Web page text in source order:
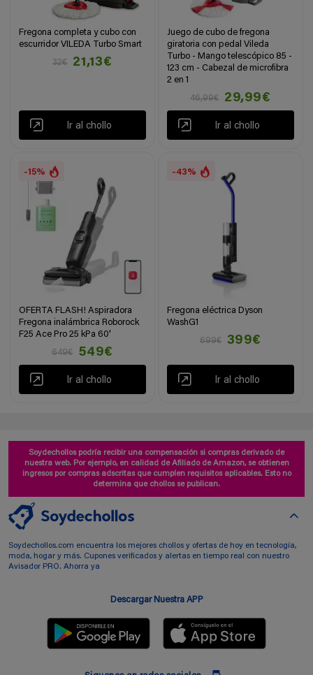
Fregona completa y cubo con
escurridor VILEDA Turbo Smart
32€
21,13€
Ir al chollo
Juego de cubo de fregona
giratoria con pedal Vileda
Turbo - Mango telescópico 85 -
123 cm - Cabezal de microfibra
2 en 1
46,99€
29,99€
Ir al chollo
-15%
OFERTA FLASH! Aspiradora
Fregona inalámbrica Roborock
F25 Ace Pro 25 kPa 60'
649€
549€
Ir al chollo
-43%
Fregona eléctrica Dyson
WashG1
699€
399€
Ir al chollo
Soydechollos podría recibir una compensación si compras derivado de
nuestra web. Por ejemplo, en calidad de Afiliado de Amazon, se obtienen
ingresos por compras adscritas que cumplen requisitos aplicables. Esto no
determina que chollos se publican.
Soydechollos.com encuentra los mejores chollos y ofertas de hoy en tecnología,
moda, hogar y más. Cupones verificados y alertas en tiempo real con nuestro
Avisador PRO. Ahorra ya
Descargar Nuestra APP